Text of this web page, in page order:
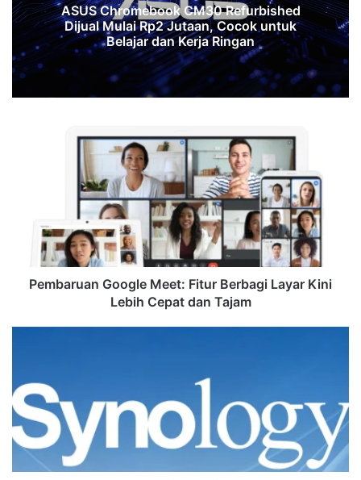
ASUS Chromebook CM30 Refurbished
Dijual Mulai Rp2 Jutaan, Cocok untuk
Belajar dan Kerja Ringan
Cepat
Pembaruan Google Meet: Fitur Berbagi Layar Kini
Lebih Cepat dan Tajam
DS225+:
Solusi
NAS
Kompak
untuk
Rumah